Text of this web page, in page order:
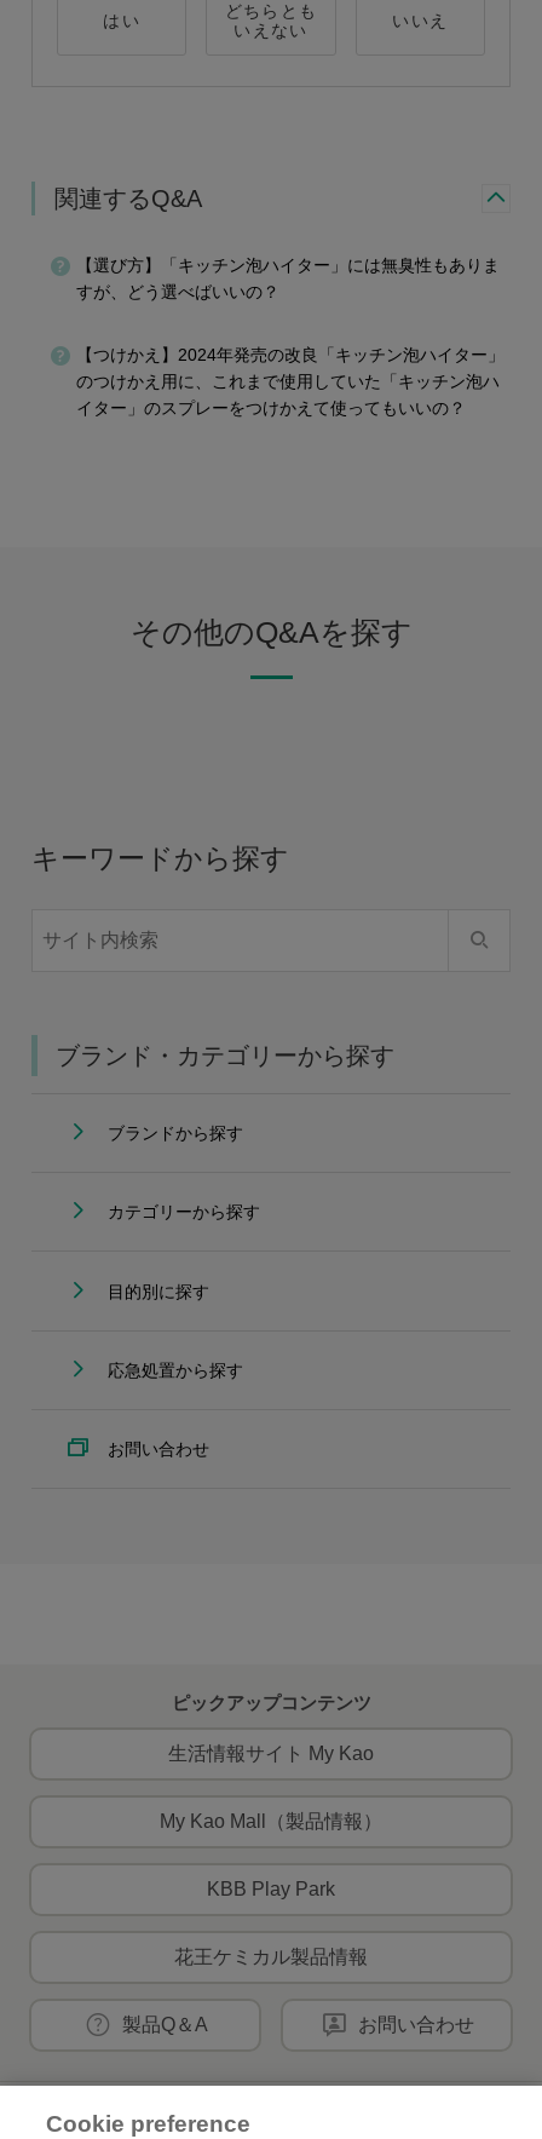
はい
どちらとも
いえない
いいえ
関連するQ&A
【選び方】「キッチン泡ハイター」には無臭性もありま
すが、どう選べばいいの？
【つけかえ】2024年発売の改良「キッチン泡ハイター」
のつけかえ用に、これまで使用していた「キッチン泡ハ
イター」のスプレーをつけかえて使ってもいいの？
その他のQ&Aを探す
キーワードから探す
ブランド・カテゴリーから探す
ブランドから探す
カテゴリーから探す
目的別に探す
応急処置から探す
お問い合わせ
ピックアップコンテンツ
生活情報サイト My Kao
My Kao Mall（製品情報）
KBB Play Park
花王ケミカル製品情報
製品Q＆A お問い合わせ
花王公式SNSアカウント
Cookie preference